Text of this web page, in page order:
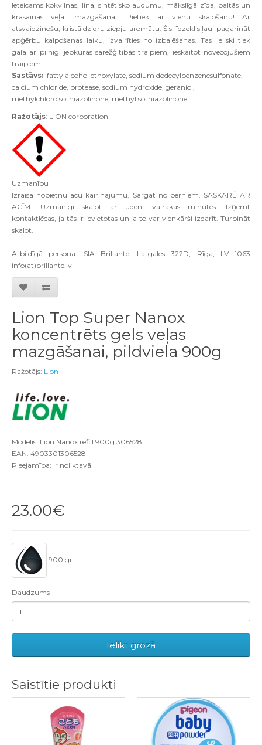
Ieteicams kokvilnas, lina, sintētisko audumu, mākslīgā zīda, baltās un
krāsainās veļai mazgāšanai. Pietiek ar vienu skalošanu! Ar
atsvaidzinošu, kristāldzidru ziepju aromātu. Šis līdzeklis ļauj pagarināt
apģērbu kalpošanas laiku, izvairīties no izbalēšanas. Tas lieliski tiek
galā ar pilnīgi jebkuras sarežģītības traipiem, ieskaitot novecojušiem
traipiem.
Sastāvs: fatty alcohol ethoxylate, sodium dodecylbenzenesulfonate,
calcium chloride, protease, sodium hydroxide, geraniol,
methylchloroisothiazolinone, methylisothiazolinone
Ražotājs: LION corporation
Uzmanību
Izraisa nopietnu acu kairinājumu. Sargāt no bērniem. SASKARĒ AR
ACĪM: Uzmanīgi skalot ar ūdeni vairākas minūtes. Izņemt
kontaktlēcas, ja tās ir ievietotas un ja to var vienkārši izdarīt. Turpināt
skalot.
Atbildīgā persona: SIA Brillante, Latgales 322D, Rīga, LV 1063
info(at)brillante.lv
Lion Top Super Nanox
koncentrēts gels veļas
mazgāšanai, pildviela 900g
Ražotājs: Lion
Modelis: Lion Nanox refill 900g 306528
EAN: 4903301306528
Pieejamība: Ir noliktavā
23.00€
900 gr.
Daudzums
Ielikt grozā
Saistītie produkti